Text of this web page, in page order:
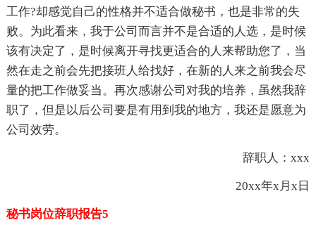
工作?却感觉自己的性格并不适合做秘书，也是非常的失
败。为此看来，我于公司而言并不是合适的人选，是时候
该有决定了，是时候离开寻找更适合的人来帮助您了，当
然在走之前会先把接班人给找好，在新的人来之前我会尽
量的把工作做妥当。再次感谢公司对我的培养，虽然我辞
职了，但是以后公司要是有用到我的地方，我还是愿意为
公司效劳。
辞职人：xxx
20xx年x月x日
秘书岗位辞职报告5